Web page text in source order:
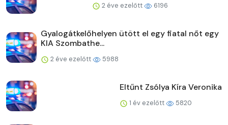
2 éve ezelőtt 6196
Gyalogátkelőhelyen ütött el egy fiatal nőt egy
KIA Szombathe...
2 éve ezelőtt 5988
Eltűnt Zsólya Kíra Veronika
1 év ezelőtt 5820